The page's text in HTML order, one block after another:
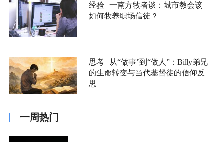
经验 | 一南方牧者谈：城市教会该
如何牧养职场信徒？
思考 | 从“做事”到“做人”：Billy弟兄
的生命转变与当代基督徒的信仰反
思
一周热门